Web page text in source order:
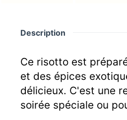
Description
Ce risotto est
et des épices
délicieux. C'est une
soirée spéciale ou